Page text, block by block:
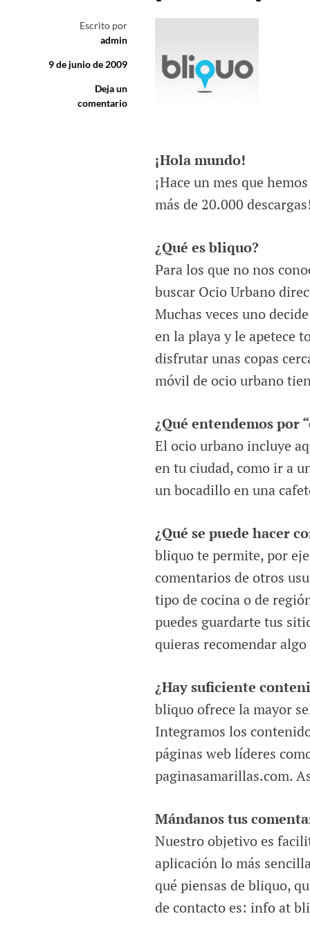
Escrito por
admin
9 de junio de 2009
Deja un
comentario
¡Hola mundo!
¡Hace un mes que
más de 20.000 descargas!
¿Qué es bliquo?
Para los que no nos
buscar Ocio Urbano
Muchas veces uno
en la playa y le apetece
disfrutar unas copas
móvil de ocio urbano
¿Qué entendemos por
El ocio urbano incluye
en tu ciudad, como ir a
un bocadillo en una
¿Qué se puede hacer
bliquo te permite, por
comentarios de otros
tipo de cocina o de
puedes guardarte tus
quieras recomendar
¿Hay suficiente
bliquo ofrece la mayor
Integramos los
páginas web líderes
paginasamarillas.com.
Mándanos tus
Nuestro objetivo es
aplicación lo más
qué piensas de bliquo,
de contacto es: info at